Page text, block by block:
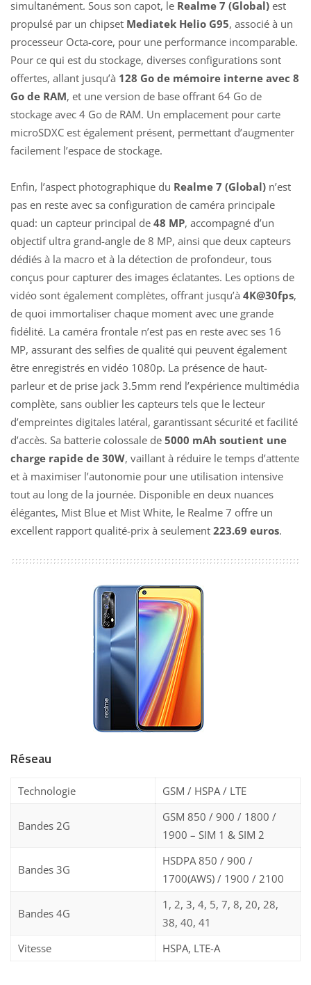
simultanément. Sous son capot, le Realme 7 (Global) est
propulsé par un chipset Mediatek Helio G95, associé à un
processeur Octa-core, pour une performance incomparable.
Pour ce qui est du stockage, diverses configurations sont
offertes, allant jusqu’à 128 Go de mémoire interne avec 8
Go de RAM, et une version de base offrant 64 Go de
stockage avec 4 Go de RAM. Un emplacement pour carte
microSDXC est également présent, permettant d’augmenter
facilement l’espace de stockage.
Enfin, l’aspect photographique du Realme 7 (Global) n’est
pas en reste avec sa configuration de caméra principale
quad: un capteur principal de 48 MP, accompagné d’un
objectif ultra grand-angle de 8 MP, ainsi que deux capteurs
dédiés à la macro et à la détection de profondeur, tous
conçus pour capturer des images éclatantes. Les options de
vidéo sont également complètes, offrant jusqu’à 4K@30fps,
de quoi immortaliser chaque moment avec une grande
fidélité. La caméra frontale n’est pas en reste avec ses 16
MP, assurant des selfies de qualité qui peuvent également
être enregistrés en vidéo 1080p. La présence de haut-
parleur et de prise jack 3.5mm rend l’expérience multimédia
complète, sans oublier les capteurs tels que le lecteur
d’empreintes digitales latéral, garantissant sécurité et facilité
d’accès. Sa batterie colossale de 5000 mAh soutient une
charge rapide de 30W, vaillant à réduire le temps d’attente
et à maximiser l’autonomie pour une utilisation intensive
tout au long de la journée. Disponible en deux nuances
élégantes, Mist Blue et Mist White, le Realme 7 offre un
excellent rapport qualité-prix à seulement 223.69 euros.
Réseau
Technologie GSM / HSPA / LTE
Bandes 2G
GSM 850 / 900 / 1800 /
1900 – SIM 1 & SIM 2
Bandes 3G
HSDPA 850 / 900 /
1700(AWS) / 1900 / 2100
Bandes 4G
1, 2, 3, 4, 5, 7, 8, 20, 28,
38, 40, 41
Vitesse
HSPA, LTE-A